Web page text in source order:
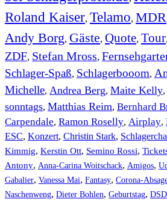
Roland Kaiser, Telamo, MDR
Andy Borg, Gäste, Quote, Tour,
ZDF, Stefan Mross,
Schlager-Spaß, Schlagerbooom,
Michelle, Andrea Berg, Maite Kelly,
sonntags, Matthias Reim, Bernhard
Carpendale, Ramon Roselly, Airplay,
ESC, Konzert, Christin Stark,
Kimmig, Kerstin Ott, Semino Rossi,
Antony, Anna-Carina Woitschack, Amigos,
Gabalier, Vanessa Mai, Fantasy, Corona-
Naschenweng, Dieter Bohlen, Geburtstag,